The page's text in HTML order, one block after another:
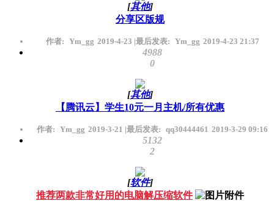
[其他]
分享区版规
作者: Ym_gg 2019-4-23 |最后发表: Ym_gg 2019-4-23 21:37
4988
0
[其他]
【腾讯云】学生10元一月主机/所有优惠
作者: Ym_gg 2019-3-21 |最后发表: qq30444461 2019-3-29 09:16
5132
2
[软件]
推荐两款非常好用的电脑解压缩软件